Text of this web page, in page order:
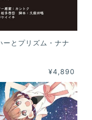
ーとプリズム・ナナ
¥4,890